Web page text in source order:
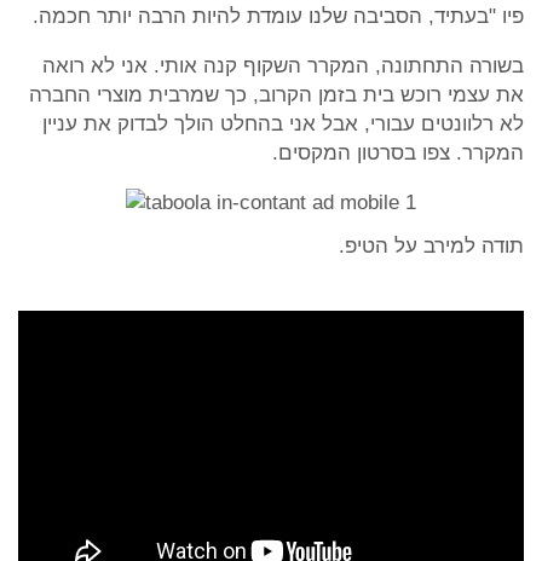
פיו "בעתיד, הסביבה שלנו עומדת להיות הרבה יותר חכמה.
בשורה התחתונה, המקרר השקוף קנה אותי. אני לא רואה
את עצמי רוכש בית בזמן הקרוב, כך שמרבית מוצרי החברה
לא רלוונטים עבורי, אבל אני בהחלט הולך לבדוק את עניין
המקרר. צפו בסרטון המקסים.
תודה למירב על הטיפ.